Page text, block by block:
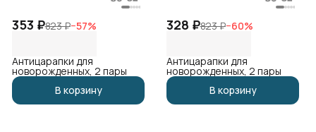
353 ₽823 ₽−57%
Антицарапки для
новорожденных, 2 пары
В корзину
328 ₽823 ₽−60%
Антицарапки для
новорожденных, 2 пары
В корзину